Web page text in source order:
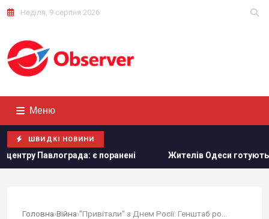
Неділя, 9 серпня 2026
Меню
ШВИДКІ НОВИНИ
Жителів Одеси готують до захисту міста від
Головна›Війна›